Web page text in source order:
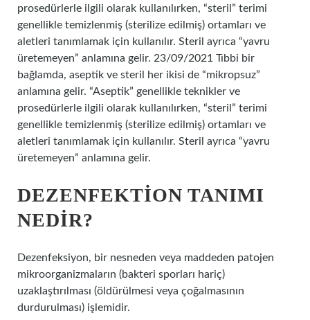
prosedürlerle ilgili olarak kullanılırken, “steril” terimi
genellikle temizlenmiş (sterilize edilmiş) ortamları ve
aletleri tanımlamak için kullanılır. Steril ayrıca “yavru
üretemeyen” anlamına gelir. 23/09/2021 Tıbbi bir
bağlamda, aseptik ve steril her ikisi de “mikropsuz”
anlamına gelir. “Aseptik” genellikle teknikler ve
prosedürlerle ilgili olarak kullanılırken, “steril” terimi
genellikle temizlenmiş (sterilize edilmiş) ortamları ve
aletleri tanımlamak için kullanılır. Steril ayrıca “yavru
üretemeyen” anlamına gelir.
DEZENFEKTION TANIMI
NEDIR?
Dezenfeksiyon, bir nesneden veya maddeden patojen
mikroorganizmaların (bakteri sporları hariç)
uzaklaştırılması (öldürülmesi veya çoğalmasının
durdurulması) işlemidir.